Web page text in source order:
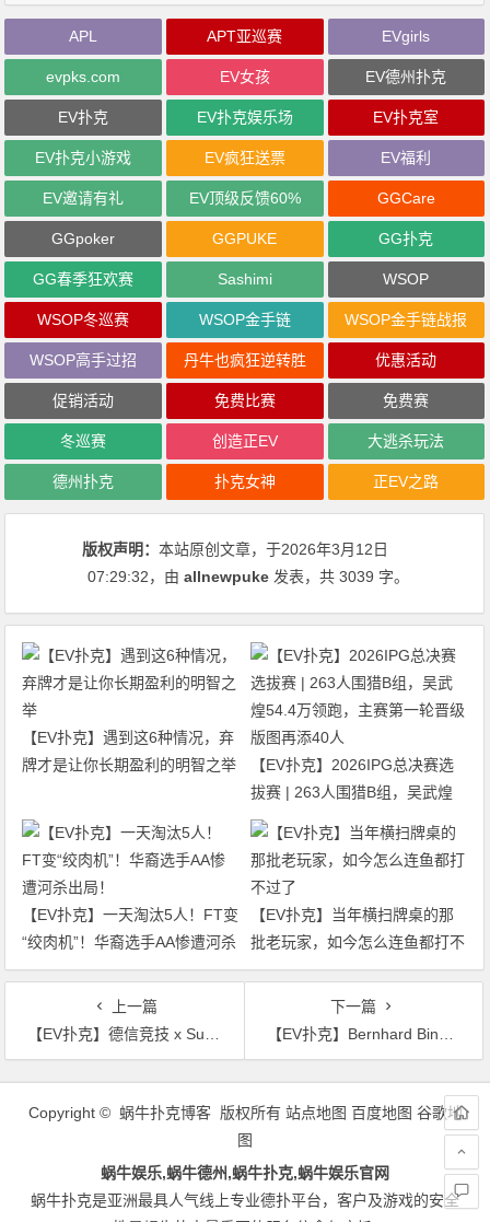
APL APT亚巡赛 EVgirls
evpks.com EV女孩 EV德州扑克
EV扑克 EV扑克娱乐场 EV扑克室
EV扑克小游戏 EV疯狂送票 EV福利
EV邀请有礼 EV顶级反馈60% GGCare
GGpoker GGPUKE GG扑克
GG春季狂欢赛 Sashimi WSOP
WSOP冬巡赛 WSOP金手链 WSOP金手链战报
WSOP高手过招 丹牛也疯狂逆转胜 优惠活动
促销活动 免费比赛 免费赛
冬巡赛 创造正EV 大逃杀玩法
德州扑克 扑克女神 正EV之路
版权声明：本站原创文章，于2026年3月12日
07:29:32，由allnewpuke 发表，共 3039 字。
【EV扑克】遇到这6种情况，弃
牌才是让你长期盈利的明智之举
【EV扑克】2026IPG总决赛选
拔赛 | 263人围猎B组，吴武煌
54.4万领跑，主赛第一轮晋级版
【EV扑克】一天淘汰5人！FT变
“绞肉机”！华裔选手AA惨遭河杀
出局！
【EV扑克】当年横扫牌桌的那
批老玩家，如今怎么连鱼都打不
过了
上一篇
【EV扑克】德信竞技 x Super Cup线上卫星赛 3月11日-26日全面开启
下一篇
【EV扑克】Bernhard Binder牌龄仅四年，从微额级别一路攀升到WSOP天堂岛主赛冠军！
文
Copyright © 蜗牛扑克博客 版权所有 站点地图 百度地图 谷歌地
图
蜗牛娱乐,蜗牛德州,蜗牛扑克,蜗牛娱乐官网
蜗牛扑克是亚洲最具人气线上专业德扑平台，客户及游戏的安全